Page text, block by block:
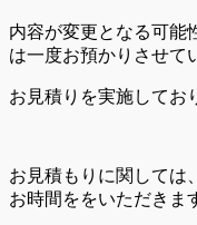
内容が変更となる可能
は一度お預かりさせて
お見積りを実施してお
お見積もりに関しては
お時間ををいただきま